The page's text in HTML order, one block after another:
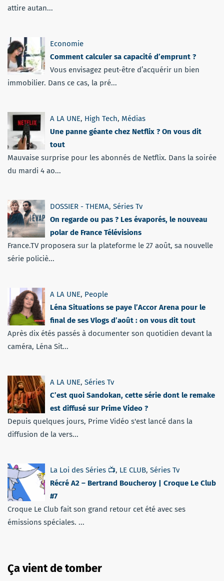
attire autan...
Economie
Comment calculer sa capacité d’emprunt ?
Vous envisagez peut-être d’acquérir un bien
immobilier. Dans ce cas, la pré...
A LA UNE, High Tech, Médias
Une panne géante chez Netflix ? On vous dit
tout
Mauvaise surprise pour les abonnés de Netflix. Dans la soirée
du mardi 4 ao...
DOSSIER - THEMA, Séries Tv
On regarde ou pas ? Les évaporés, le nouveau
polar de France Télévisions
France.TV proposera sur la plateforme le 27 août, sa nouvelle
série policiè...
A LA UNE, People
Léna Situations se paye l’Accor Arena pour le
final de ses Vlogs d’août : on vous dit tout
Après dix étés passés à documenter son quotidien devant la
caméra, Léna Sit...
A LA UNE, Séries Tv
C’est quoi Sandokan, cette série dont le remake
est diffusé sur Prime Video ?
Depuis quelques jours, Prime Vidéo s'est lancé dans la
diffusion de la vers...
La Loi des Séries 📺, LE CLUB, Séries Tv
Récré A2 – Bertrand Boucheroy | Croque Le Club
#7
Croque Le Club fait son grand retour cet été avec ses
émissions spéciales. ...
Ça vient de tomber